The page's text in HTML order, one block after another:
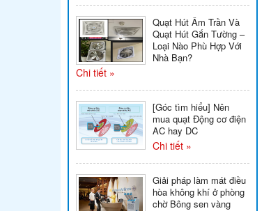
Quạt Hút Âm Trần Và
Quạt Hút Gắn Tường –
Loại Nào Phù Hợp Với
Nhà Bạn?
Chi tiết »
[Góc tìm hiểu] Nên
mua quạt Động cơ điện
AC hay DC
Chi tiết »
Giải pháp làm mát điều
hòa không khí ở phòng
chờ Bông sen vàng